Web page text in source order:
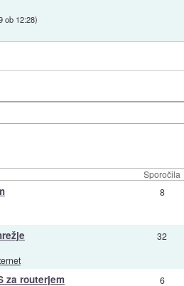
ob 12:28)
Sporočila
8
32
za routerjem 6